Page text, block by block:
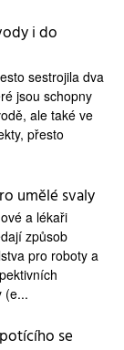
i do
sestrojila dva
jsou schopny
ale také ve
přesto
umělé svaly
a lékaři
způsob
pro roboty a
(e...
se